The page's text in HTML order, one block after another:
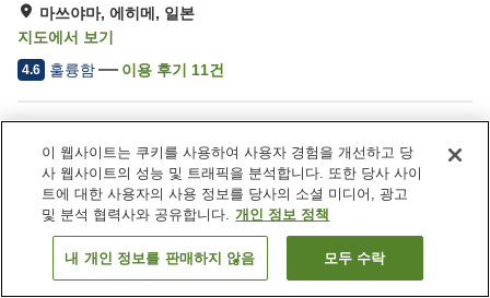
마쓰야마, 에히메, 일본
지도에서 보기
4.6 훌륭함 이용 후기 11건
주차장
상점
노천탕 (온천)
일본식 레스토랑
객실 보기
이 웹사이트는 쿠키를 사용하여 사용자 경험을 개선하고 당
사 웹사이트의 성능 및 트래픽을 분석합니다. 또한 당사 사이
트에 대한 사용자의 사용 정보를 당사의 소셜 미디어, 광고
및 분석 협력사와 공유합니다. 개인 정보 정책
내 개인 정보를 판매하지 않음 모두 수락